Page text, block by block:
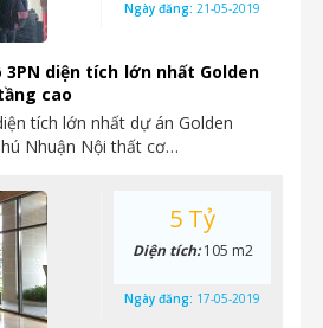
3PN diện tích lớn nhất Golden
cao
tích lớn nhất dự án Golden
Nhuận Nội thất cơ…
Ngày đăng: 21-05-2019
5 Tỷ
Diện tích:105 m2
Ngày đăng: 17-05-2019